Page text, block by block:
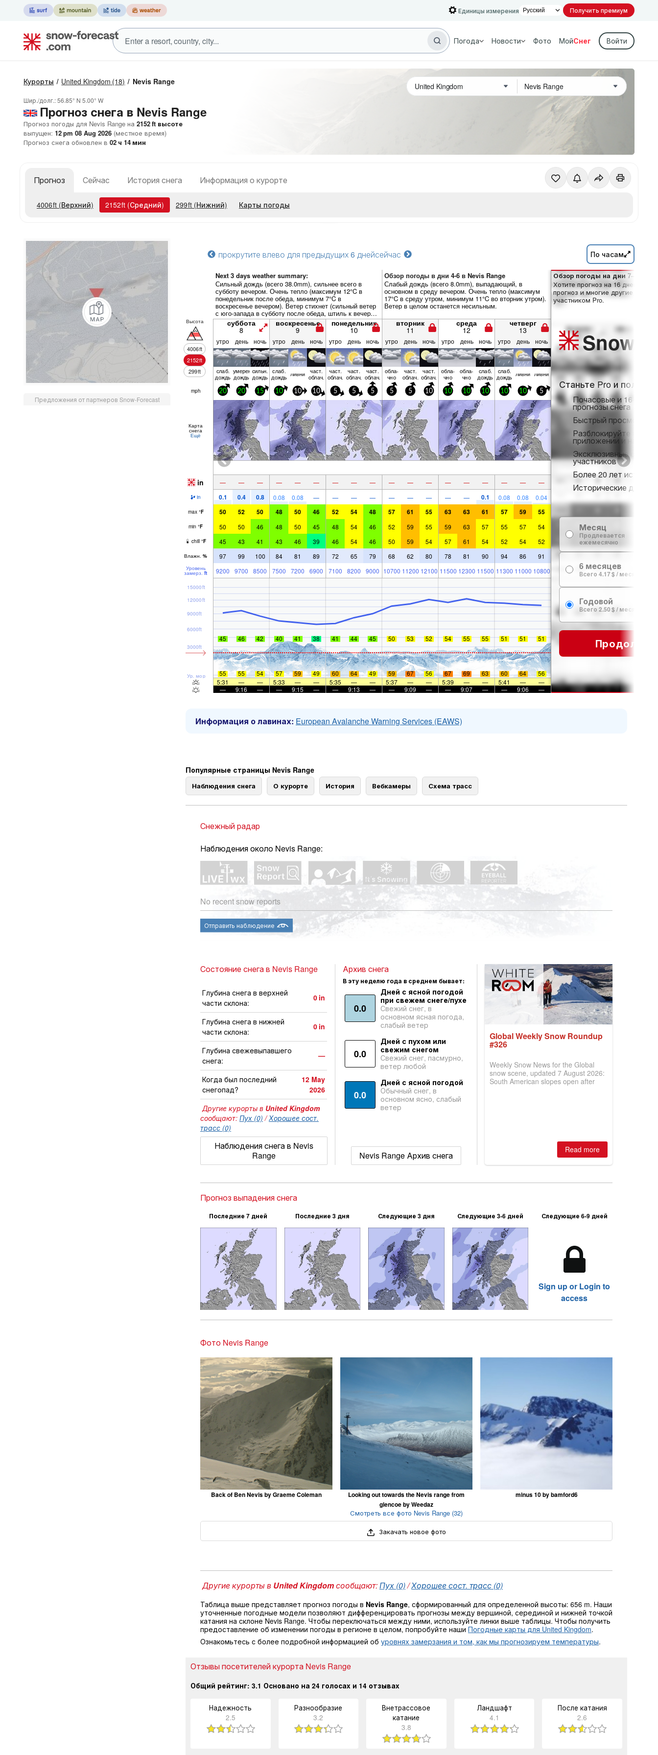
Единицы измерения Получить премиум
Погода Новости Фото МойСнег Войти
Курорты United Kingdom (18) Nevis Range
Шир./долг.:56.85° N 5.00° W
Прогноз снега в Nevis Range
Прогноз погоды для Nevis Range на 2152ft высоте
выпущен: 12 pm 08 Aug 2026 (местное время)
Прогноз снега обновлен в 02 ч 14 мин
Прогноз Сейчас История снега Информация о курорте
4006ft (Верхний) 2152ft (Средний) 299ft (Нижний) Карты погоды
Предложения от партнеров Snow-Forecast
прокрутите влево для предыдущих 6 днейсейчас По часам
Next 3 days weather summary:
Сильный дождь (всего 38.0mm), сильнее всего в
субботу вечером. Очень тепло (максимум 12°C в
понедельник после обеда, минимум 7°C в
воскресенье вечером). Ветер стихнет (сильный ветер
с юго-запада в субботу после обеда, штиль к вечеру
понедельника).
Обзор погоды в дни 4-6 в Nevis Range
Слабый дождь (всего 8.0mm), выпадающий, в
основном в среду вечером. Очень тепло (максимум
17°C в среду утром, минимум 11°C во вторник утром).
Ветер в целом останется несильным.
Высота
4006ft
2152ft
299ft
суббота
8
воскресенье
9
понедельник
10
вторник
11
среда
12
четверг
13
утро день ночь утро день ночь утро день ночь утро день ночь утро день ночь утро день ночь
слаб.
дождь
умерен.
дождь
сильн.
дождь
слаб.
дождь ливни част.
облач.
част.
облач.
част.
облач.
част.
облач.
обла­
чно
част.
облач.
част.
облач.
обла­
чно
обла­
чно
слаб.
дождь
слаб.
дождь ливни ливни
mph 20 20 15 10 10 10 5 5 5 5 5 10 10 10 10 10 10 5
Карта
снега
Ещё
in — — — — — — — — — — — — — — — — — —
in 0.1 0.4 0.8 0.08 0.08 — — — — — — — — — 0.1 0.08 0.08 0.04
max °F 50 52 50 48 50 46 52 54 48 57 61 55 63 63 61 57 59 55
min °F 50 50 46 48 50 45 48 54 46 52 59 55 59 63 57 55 57 54
chill °F 45 43 41 43 46 39 46 54 46 50 59 54 57 61 54 52 54 52
Влажн. % 97 99 100 84 81 89 72 65 79 68 62 80 78 81 90 94 86 91
Уровень
замерз. ft 9200 9700 8500 7500 7200 6900 7100 8200 9000 10700 11200 12100 11500 12300 11500 11300 11000 10800
Ур. моря
3000ft
6000ft
9000ft
12000ft
15000ft
45 46 42 40 41 38 41 44 45 50 53 52 54 55 55 51 51 51
55 55 54 57 59 49 60 64 49 59 67 56 67 69 63 60 64
56
5:31
— — 5:33 — — 5:35 — — 5:37 — — 5:39 — — 5:41 —
—
—
9:16 — — 9:15 — — 9:13 — — 9:09 — — 9:07 — — 9:06 —
Обзор погоды на дни 7–16:
Хотите прогноз на 16 дней?
прогноз и многие другие
участником Pro.
Snow
Станьте Pro и
Почасовые и 16-
прогнозы снега
Быстрый просмотр
Разблокируйте
приложении и на веб-
Эксклюзивные
участников
Более 20 лет истории
Исторические данные
Месяц
Продлевается
ежемесячно
6 месяцев
Всего 4.17 $ / месяц
Годовой
Всего 2.50 $ / месяц
Информация о лавинах: European Avalanche Warning Services (EAWS)
Популярные страницы Nevis Range
Наблюдения снега О курорте История Вебкамеры Схема трасс
Снежный радар
Наблюдения около Nevis Range:
No recent snow reports
Отправить наблюдение
Состояние снега в Nevis Range
Глубина снега в верхней
части склона:
0 in
Глубина снега в нижней
части склона:
0 in
Глубина свежевыпавшего
снега:
—
Когда был последний
снегопад?
12 May
2026
Другие курорты в United Kingdom
сообщают: Пух (0) /Хорошее сост.
трасс (0)
Наблюдения снега в Nevis
Range
Архив снега
В эту неделю года в среднем бывает:
0.0
Дней с ясной погодой
при свежем снеге/пухе
Свежий снег, в
основном ясная погода,
слабый ветер
0.0
Дней с пухом или
свежим снегом
Свежий снег, пасмурно,
ветер любой
0.0
Дней с ясной погодой
Обычный снег, в
основном ясно, слабый
ветер
Nevis Range Архив снега
Global Weekly Snow Roundup
#326
Weekly Snow News for the Global
snow scene, updated 7 August 2026:
South American slopes open after
Read more
Прогноз выпадения снега
Последние 7 дней Последние 3 дня Следующие 3 дня Следующие 3-6 дней Следующие 6-9 дней
Sign up or Login to
access
Фото Nevis Range
Back of Ben Nevis by Graeme Coleman
Looking out towards the Nevis range from
glencoe by Weedaz
minus 10 by bamford6
Смотреть все фото Nevis Range (32)
Закачать новое фото
Другие курорты в United Kingdomсообщают:Пух (0)/Хорошее сост. трасс (0)
Таблица выше представляет прогноз погоды в Nevis Range, сформированный для определенной высоты: 656 m. Наши
уточненные погодные модели позволяют дифференцировать прогнозы между вершиной, серединой и нижней точкой
катания на склоне Nevis Range. Чтобы переключаться между ними, используйте линки выше таблицы. Чтобы получить
предоставление об изменении погоды в регионе в целом, попробуйте наши Погодные карты для United Kingdom.
Ознакомьтесь с более подробной информацией об уровнях замерзания и том, как мы прогнозируем температуры.
Отзывы посетителей курорта Nevis Range
Общий рейтинг: 3.1 Основано на 24 голосах и 14 отзывах
Надежность
2.5
Разнообразие
3.2
Внетрассовое
катание
3.8
Ландшафт
4.1
После катания
2.6